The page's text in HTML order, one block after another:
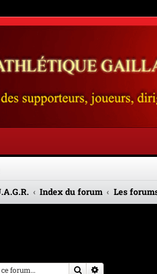
Index du forum Les
Rechercher